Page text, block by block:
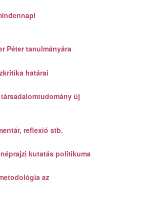
Péter tanulmányára
határai
új
reflexió stb.
kutatás politikuma
az